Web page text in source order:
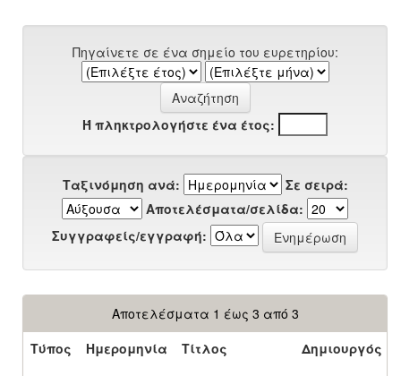
Πηγαίνετε σε ένα σημείο του ευρετηρίου:
Ή πληκτρολογήστε ένα έτος:
Ταξινόμηση ανά:
Σε σειρά:
Αποτελέσματα/σελίδα:
Συγγραφείς/εγγραφή:
Αποτελέσματα 1 έως 3 από 3
Τύπος
Ημερομηνία Τίτλος Δημιουργός